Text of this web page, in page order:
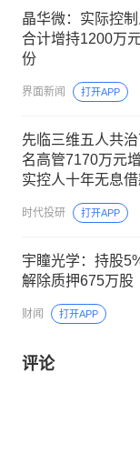
晶华微：实际控
合计增持1200万
份
界面新闻 打开APP
先临三维五人共
名高管7170万元
实控人十年无息
时代投研 打开APP
宇瞳光学：持股
解除质押675万股
财闻 打开APP
评论